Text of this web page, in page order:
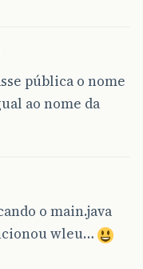
pública o nome
ao nome da
o main.java
wleu…